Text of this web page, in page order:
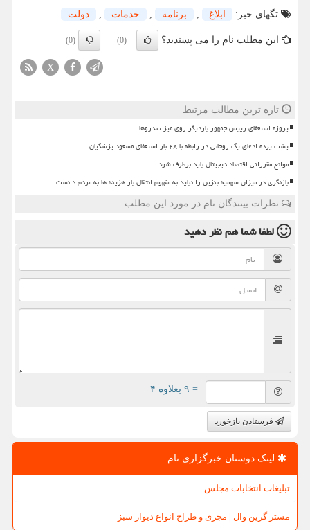
تگهای خبر:
ابلاغ , برنامه , خدمات , دولت
این مطلب نام را می پسندید؟ (0)
(0)
X
تازه ترین مطالب مرتبط
پروژه استعفای رییس جمهور باردیگر روی میز تندروها
پشت پرده ادعای یک روحانی در رابطه با ۲۸ بار استعفای مسعود پزشکیان
موانع مقرراتی اقتصاد دیجیتال باید برطرف شود
بازنگری در میزان سهمیه بنزین را نباید به مفهوم انتقال بار هزینه ها به مردم دانست
نظرات بینندگان نام در مورد این مطلب
لطفا شما همنظر دهید
= ۹ بعلاوه ۴
فرستادن بازخورد
لینک دوستان خبرگزاری نام
تبلیغات انتخابات مجلس
مستر گرین وال | مجری و طراح انواع دیوار سبز